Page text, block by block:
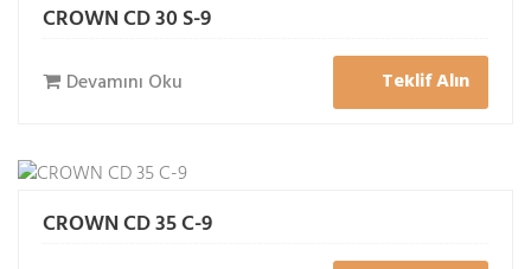
CROWN CD 30 S-9
Devamını Oku Teklif Alın
CROWN CD 35 C-9